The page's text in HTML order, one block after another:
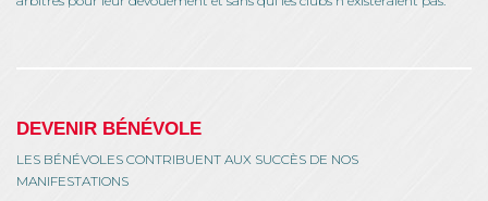
DEVENIR BÉNÉVOLE
LES BÉNÉVOLES CONTRIBUENT AUX SUCCÈS DE NOS
MANIFESTATIONS